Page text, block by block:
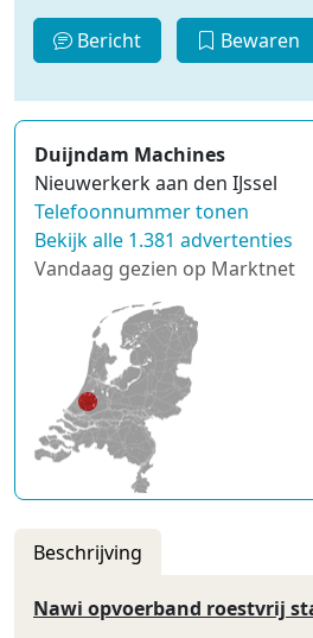
Bericht Bewaren
Duijndam Machines
Nieuwerkerk aan den IJssel
Telefoonnummer tonen
Bekijk alle 1.381 advertenties
Vandaag gezien op Marktnet
Beschrijving
Nawi opvoerband roestvrij